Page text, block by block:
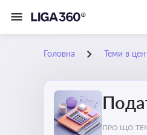
Головна Теми в
ПРО ЩО